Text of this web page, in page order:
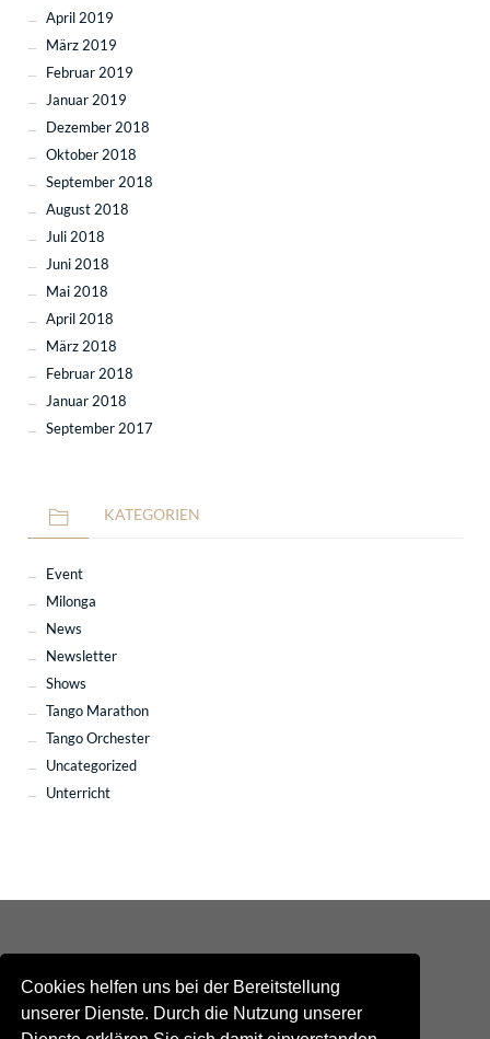
Cookies helfen uns bei der Bereitstellung
unserer Dienste. Durch die Nutzung unserer
April 2019
März 2019
Februar 2019
Januar 2019
Dezember 2018
Oktober 2018
September 2018
August 2018
Juli 2018
Juni 2018
Mai 2018
April 2018
März 2018
Februar 2018
Januar 2018
September 2017
KATEGORIEN
Event
Milonga
News
Newsletter
Shows
Tango Marathon
Tango Orchester
Uncategorized
Unterricht